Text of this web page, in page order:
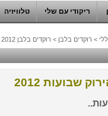
ריקודי עם שלי טלוויזיה
> רוקדים בלבן > רוקדים בלבן 2012
שבועות 2012